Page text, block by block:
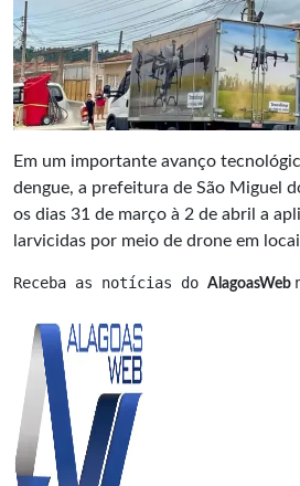
Em um importante avanço
dengue, a prefeitura de São Miguel
os dias 31 de março à 2 de abril a
larvicidas por meio de drone em
Receba as notícias do AlagoasWeb